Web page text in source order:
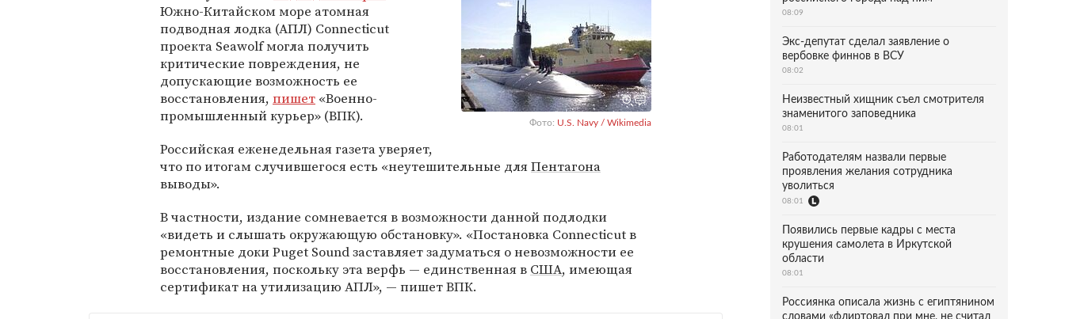
Фото: U.S. Navy / Wikimedia
Южно-Китайском море атомная
подводная лодка (АПЛ) Connecticut
проекта Seawolf могла получить
критические повреждения, не
допускающие возможность ее
восстановления, пишет «Военно-
промышленный курьер» (ВПК).
Российская еженедельная газета уверяет,
что по итогам случившегося есть «неутешительные дляПентагона
выводы».
В частности, издание сомневается в возможности данной подлодки
«видеть и слышать окружающую обстановку». «Постановка Connecticut в
ремонтные доки Puget Sound заставляет задуматься о невозможности ее
восстановления, поскольку эта верфь — единственная в США, имеющая
сертификат на утилизацию АПЛ», — пишет ВПК.
08:09
Экс-депутат сделал заявление о
вербовке финнов в ВСУ
08:02
Неизвестный хищник съел смотрителя
знаменитого заповедника
08:01
Работодателям назвали первые
проявления желания сотрудника
уволиться
08:01
Появились первые кадры с места
крушения самолета в Иркутской
области
08:01
Россиянка описала жизнь с египтянином
словами «флиртовал при мне, не считал